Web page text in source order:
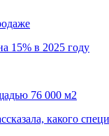
15% в 2025 году
76 000 м2
какого